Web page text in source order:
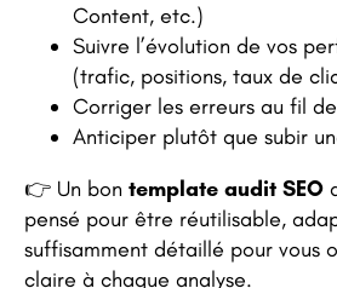
Content, etc.)
Suivre l’évolution de vos
(trafic, positions, taux de
Corriger les erreurs au fil de
Anticiper plutôt que subir
👉 Un bon template audit SEO
pensé pour être réutilisable,
suffisamment détaillé pour vous
claire à chaque analyse.